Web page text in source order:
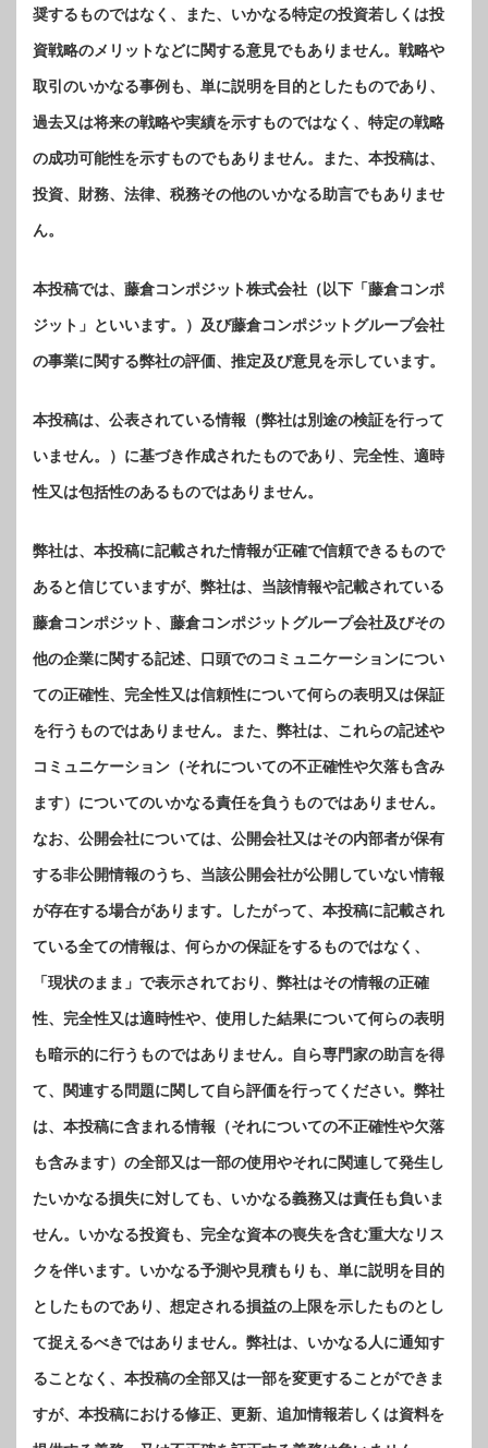
奨するものではなく、また、いかなる特定の投資若しくは投
資戦略のメリットなどに関する意見でもありません。戦略や
取引のいかなる事例も、単に説明を目的としたものであり、
過去又は将来の戦略や実績を示すものではなく、特定の戦略
の成功可能性を示すものでもありません。また、本投稿は、
投資、財務、法律、税務その他のいかなる助言でもありませ
ん。
本投稿では、藤倉コンポジット株式会社（以下「藤倉コンポ
ジット」といいます。）及び藤倉コンポジットグループ会社
の事業に関する弊社の評価、推定及び意見を示しています。
本投稿は、公表されている情報（弊社は別途の検証を行って
いません。）に基づき作成されたものであり、完全性、適時
性又は包括性のあるものではありません。
弊社は、本投稿に記載された情報が正確で信頼できるもので
あると信じていますが、弊社は、当該情報や記載されている
藤倉コンポジット、藤倉コンポジットグループ会社及びその
他の企業に関する記述、口頭でのコミュニケーションについ
ての正確性、完全性又は信頼性について何らの表明又は保証
を行うものではありません。また、弊社は、これらの記述や
コミュニケーション（それについての不正確性や欠落も含み
ます）についてのいかなる責任を負うものではありません。
なお、公開会社については、公開会社又はその内部者が保有
する非公開情報のうち、当該公開会社が公開していない情報
が存在する場合があります。したがって、本投稿に記載され
ている全ての情報は、何らかの保証をするものではなく、
「現状のまま」で表示されており、弊社はその情報の正確
性、完全性又は適時性や、使用した結果について何らの表明
も暗示的に行うものではありません。自ら専門家の助言を得
て、関連する問題に関して自ら評価を行ってください。弊社
は、本投稿に含まれる情報（それについての不正確性や欠落
も含みます）の全部又は一部の使用やそれに関連して発生し
たいかなる損失に対しても、いかなる義務又は責任も負いま
せん。いかなる投資も、完全な資本の喪失を含む重大なリス
クを伴います。いかなる予測や見積もりも、単に説明を目的
としたものであり、想定される損益の上限を示したものとし
て捉えるべきではありません。弊社は、いかなる人に通知す
ることなく、本投稿の全部又は一部を変更することができま
すが、本投稿における修正、更新、追加情報若しくは資料を